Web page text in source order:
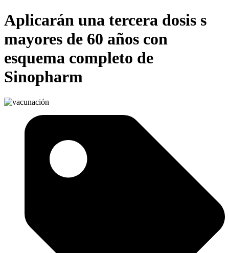
Aplicarán una tercera dosis s
mayores de 60 años con
esquema completo de
Sinopharm